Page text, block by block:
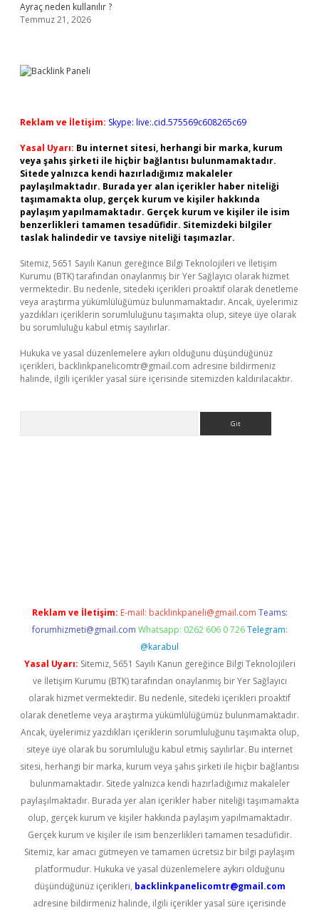
Ayraç neden kullanılır ?
Temmuz 21, 2026
Reklam ve İletişim: Skype: live:.cid.575569c608265c69
Yasal Uyarı: Bu internet sitesi, herhangi bir marka, kurum
veya şahıs şirketi ile hiçbir bağlantısı bulunmamaktadır.
Sitede yalnızca kendi hazırladığımız makaleler
paylaşılmaktadır. Burada yer alan içerikler haber niteliği
taşımamakta olup, gerçek kurum ve kişiler hakkında
paylaşım yapılmamaktadır. Gerçek kurum ve kişiler ile isim
benzerlikleri tamamen tesadüfidir. Sitemizdeki bilgiler
taslak halindedir ve tavsiye niteliği taşımazlar.
Sitemiz, 5651 Sayılı Kanun gereğince Bilgi Teknolojileri ve İletişim
Kurumu (BTK) tarafından onaylanmış bir Yer Sağlayıcı olarak hizmet
vermektedir. Bu nedenle, sitedeki içerikleri proaktif olarak denetleme
veya araştırma yükümlülüğümüz bulunmamaktadır. Ancak, üyelerimiz
yazdıkları içeriklerin sorumluluğunu taşımakta olup, siteye üye olarak
bu sorumluluğu kabul etmiş sayılırlar.
Hukuka ve yasal düzenlemelere aykırı olduğunu düşündüğünüz
içerikleri, backlinkpanelicomtr@gmail.com adresine bildirmeniz
halinde, ilgili içerikler yasal süre içerisinde sitemizden kaldırılacaktır.
Reklam ve İletişim: E-mail: backlinkpaneli@gmail.com Teams:
forumhizmeti@gmail.com Whatsapp: 0262 606 0 726 Telegram:
@karabul
Yasal Uyarı: Sitemiz, 5651 Sayılı Kanun gereğince Bilgi Teknolojileri
ve İletişim Kurumu (BTK) tarafından onaylanmış bir Yer Sağlayıcı
olarak hizmet vermektedir. Bu nedenle, sitedeki içerikleri proaktif
olarak denetleme veya araştırma yükümlülüğümüz bulunmamaktadır.
Ancak, üyelerimiz yazdıkları içeriklerin sorumluluğunu taşımakta olup,
siteye üye olarak bu sorumluluğu kabul etmiş sayılırlar. Bu internet
sitesi, herhangi bir marka, kurum veya şahıs şirketi ile hiçbir bağlantısı
bulunmamaktadır. Sitede yalnızca kendi hazırladığımız makaleler
paylaşılmaktadır. Burada yer alan içerikler haber niteliği taşımamakta
olup, gerçek kurum ve kişiler hakkında paylaşım yapılmamaktadır.
Gerçek kurum ve kişiler ile isim benzerlikleri tamamen tesadüfidir.
Sitemiz, kar amacı gütmeyen ve tamamen ücretsiz bir bilgi paylaşım
platformudur. Hukuka ve yasal düzenlemelere aykırı olduğunu
düşündüğünüz içerikleri, backlinkpanelicomtr@gmail.com
adresine bildirmeniz halinde, ilgili içerikler yasal süre içerisinde